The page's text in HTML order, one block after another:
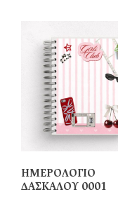
ΗΜΕΡΟΛΟΓΙΟ
ΔΑΣΚΑΛΟΥ 0001